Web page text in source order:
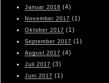
Januar 2018 (4)
November 2017 (1)
Oktober 2017 (1)
September 2017 (1)
August 2017 (4)
Juli 2017 (3)
Juni 2017 (1)